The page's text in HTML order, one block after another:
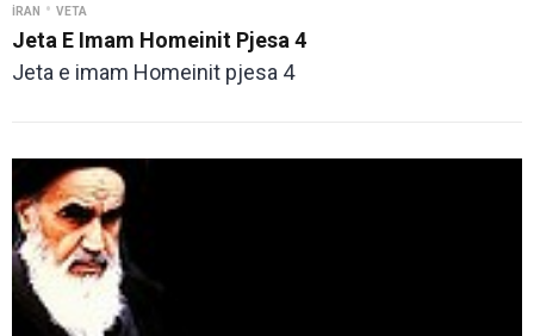
İRAN • VETA
Jeta E Imam Homeinit Pjesa 4
Jeta e imam Homeinit pjesa 4